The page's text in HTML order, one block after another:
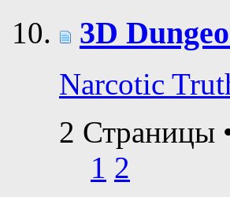
3D
Narcotic
2 Страницы
1 2